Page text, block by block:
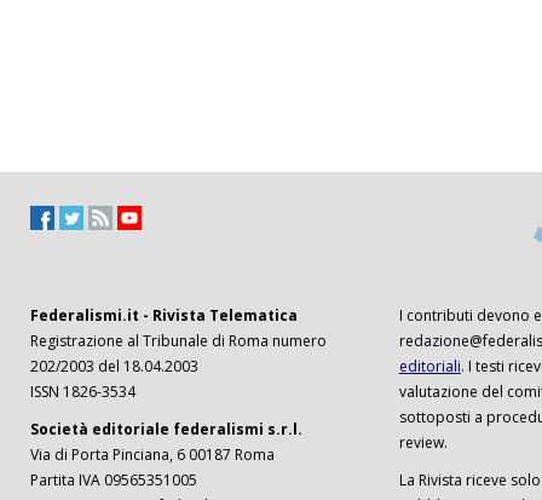
Federalismi.it - Rivista Telematica
Registrazione al Tribunale di Roma numero
202/2003 del 18.04.2003
ISSN 1826-3534
Società editoriale federalismi s.r.l.
Via di Porta Pinciana, 6 00187 Roma
Partita IVA 09565351005
I contributi devono
editoriali. I testi
valutazione del
sottoposti a
review.
La Rivista riceve